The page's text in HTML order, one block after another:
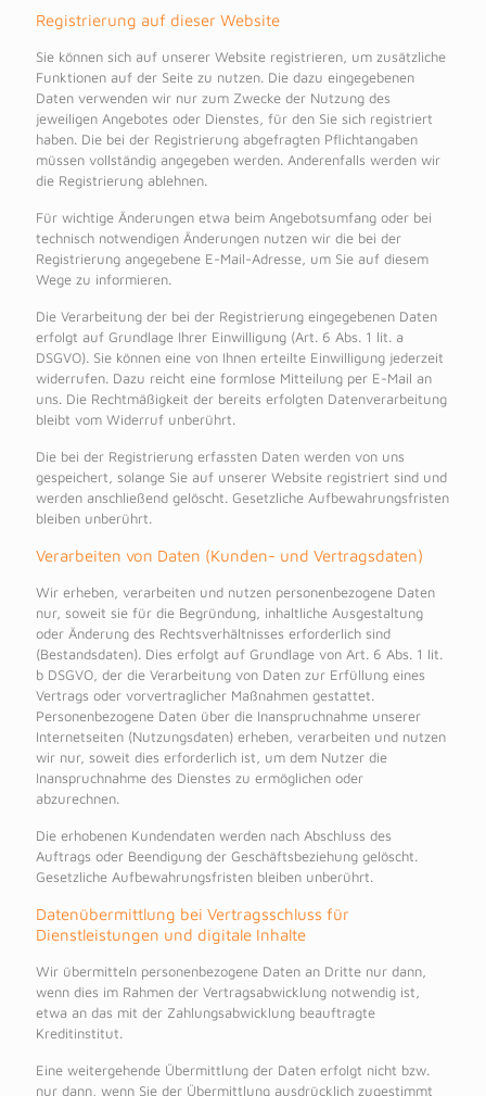
Registrierung auf dieser Website
Sie können sich auf unserer Website registrieren, um zusätzliche
Funktionen auf der Seite zu nutzen. Die dazu eingegebenen
Daten verwenden wir nur zum Zwecke der Nutzung des
jeweiligen Angebotes oder Dienstes, für den Sie sich registriert
haben. Die bei der Registrierung abgefragten Pflichtangaben
müssen vollständig angegeben werden. Anderenfalls werden wir
die Registrierung ablehnen.
Für wichtige Änderungen etwa beim Angebotsumfang oder bei
technisch notwendigen Änderungen nutzen wir die bei der
Registrierung angegebene E-Mail-Adresse, um Sie auf diesem
Wege zu informieren.
Die Verarbeitung der bei der Registrierung eingegebenen Daten
erfolgt auf Grundlage Ihrer Einwilligung (Art. 6 Abs. 1 lit. a
DSGVO). Sie können eine von Ihnen erteilte Einwilligung jederzeit
widerrufen. Dazu reicht eine formlose Mitteilung per E-Mail an
uns. Die Rechtmäßigkeit der bereits erfolgten Datenverarbeitung
bleibt vom Widerruf unberührt.
Die bei der Registrierung erfassten Daten werden von uns
gespeichert, solange Sie auf unserer Website registriert sind und
werden anschließend gelöscht. Gesetzliche Aufbewahrungsfristen
bleiben unberührt.
Verarbeiten von Daten (Kunden- und Vertragsdaten)
Wir erheben, verarbeiten und nutzen personenbezogene Daten
nur, soweit sie für die Begründung, inhaltliche Ausgestaltung
oder Änderung des Rechtsverhältnisses erforderlich sind
(Bestandsdaten). Dies erfolgt auf Grundlage von Art. 6 Abs. 1 lit.
b DSGVO, der die Verarbeitung von Daten zur Erfüllung eines
Vertrags oder vorvertraglicher Maßnahmen gestattet.
Personenbezogene Daten über die Inanspruchnahme unserer
Internetseiten (Nutzungsdaten) erheben, verarbeiten und nutzen
wir nur, soweit dies erforderlich ist, um dem Nutzer die
Inanspruchnahme des Dienstes zu ermöglichen oder
abzurechnen.
Die erhobenen Kundendaten werden nach Abschluss des
Auftrags oder Beendigung der Geschäftsbeziehung gelöscht.
Gesetzliche Aufbewahrungsfristen bleiben unberührt.
Datenübermittlung bei Vertragsschluss für
Dienstleistungen und digitale Inhalte
Wir übermitteln personenbezogene Daten an Dritte nur dann,
wenn dies im Rahmen der Vertragsabwicklung notwendig ist,
etwa an das mit der Zahlungsabwicklung beauftragte
Kreditinstitut.
Eine weitergehende Übermittlung der Daten erfolgt nicht bzw.
nur dann, wenn Sie der Übermittlung ausdrücklich zugestimmt